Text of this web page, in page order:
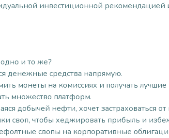
инвестиционной
и то же?
денежные средства напрямую.
монеты на комиссиях и получать
множество платформ.
добычей нефти, хочет застраховаться
своп, чтобы хеджировать прибыль и
свопы на корпоративные